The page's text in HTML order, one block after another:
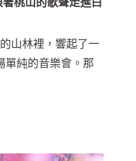
桃山的歌聲走進白
山林裡，響起了一
單純的音樂會。那